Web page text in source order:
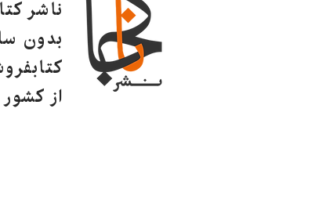
ناشر
بدون
از کشور